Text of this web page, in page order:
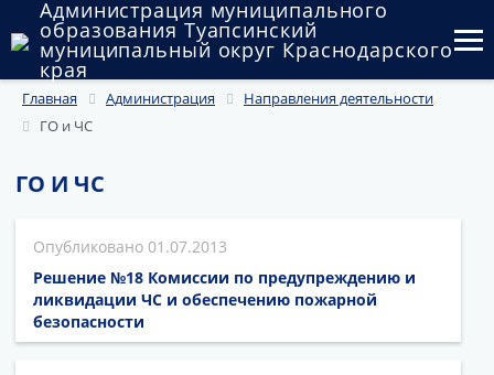
Администрация муниципального
образования Туапсинский
муниципальный округ Краснодарского
края
Округ
Государственный и муниципальный контроль
Муниципальное имущество
Публичные слушания и общественные обсуждения
Главная Администрация
Направления деятельности
ГО и ЧС
ГО И ЧС
01.07.2013
Решение №18 Комиссии по предупреждению и
ликвидации ЧС и обеспечению пожарной
безопасности